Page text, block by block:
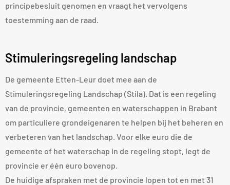
principebesluit genomen en vraagt het vervolgens
toestemming aan de raad.
Stimuleringsregeling landschap
De gemeente Etten-Leur doet mee aan de
Stimuleringsregeling Landschap (Stila). Dat is een regeling
van de provincie, gemeenten en waterschappen in Brabant
om particuliere grondeigenaren te helpen bij het beheren en
verbeteren van het landschap. Voor elke euro die de
gemeente of het waterschap in de regeling stopt, legt de
provincie er één euro bovenop.
De huidige afspraken met de provincie lopen tot en met 31